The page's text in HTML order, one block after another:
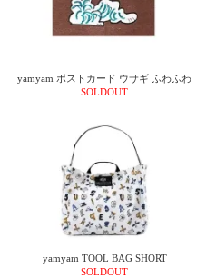
yamyam ポストカード ウサギ ふわふわ
SOLDOUT
yamyam TOOL BAG SHORT
SOLDOUT